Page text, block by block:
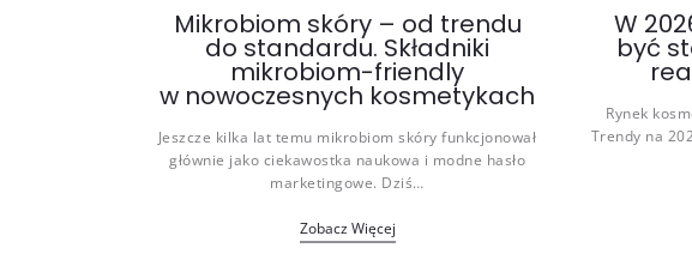
Mikrobiom skóry – od trendu
do standardu. Składniki
mikrobiom-friendly
w nowoczesnych kosmetykach
Jeszcze kilka lat temu mikrobiom skóry funkcjonował
głównie jako ciekawostka naukowa i modne hasło
marketingowe. Dziś…
Zobacz Więcej
W
być
Rynek
Trendy na